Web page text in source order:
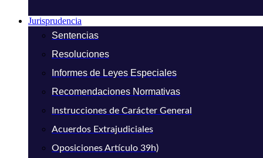
Jurisprudencia
Sentencias
Resoluciones
Informes de Leyes Especiales
Recomendaciones Normativas
Instrucciones de Carácter General
Acuerdos Extrajudiciales
Oposiciones Artículo 39h)